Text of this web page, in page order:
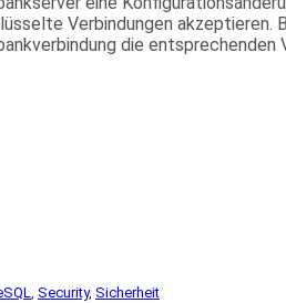
Verbindungen
die entsprechenden
, Security, Sicherheit